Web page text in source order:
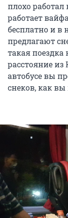
плохо работал
работает
бесплатно и в
предлагают
такая поездка
расстояние из
автобусе вы
снеков, как вы